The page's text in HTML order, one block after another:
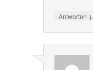
Antworten ↓